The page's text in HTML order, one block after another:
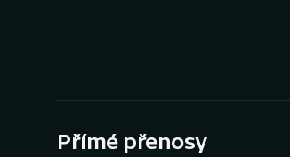
Přímé přenosy